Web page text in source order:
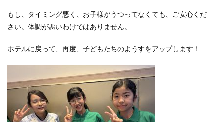
もし、タイミング悪く、お子様がうつってなくても、ご安心くだ
さい。体調が悪いわけではありません。
ホテルに戻って、再度、子どもたちのようすをアップします！